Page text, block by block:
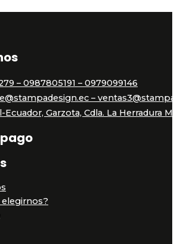
– 0987805191 – 0979099146
–
Ecuador, Garzota, Cdla. La Herradura